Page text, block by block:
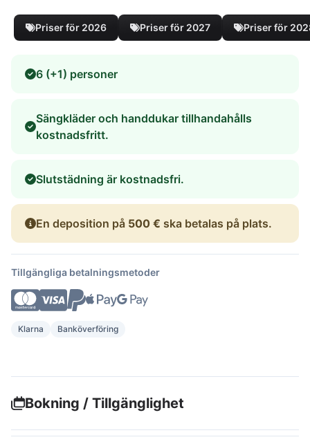
Priser för 2026 Priser för 2027 Priser för
6 (+1) personer
Sängkläder och handdukar tillhandahålls
kostnadsfritt.
Slutstädning är kostnadsfri.
En deposition på 500 € ska betalas på plats.
Tillgängliga betalningsmetoder
Klarna Banköverföring
Bokning / Tillgänglighet